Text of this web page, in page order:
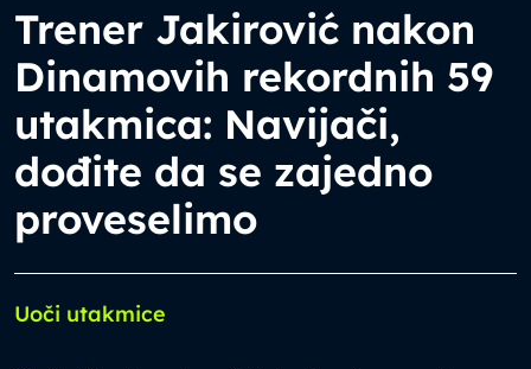
Trener Jakirović nakon
Dinamovih rekordnih 59
utakmica: Navijači,
dođite da se zajedno
proveselimo
Uoči utakmice